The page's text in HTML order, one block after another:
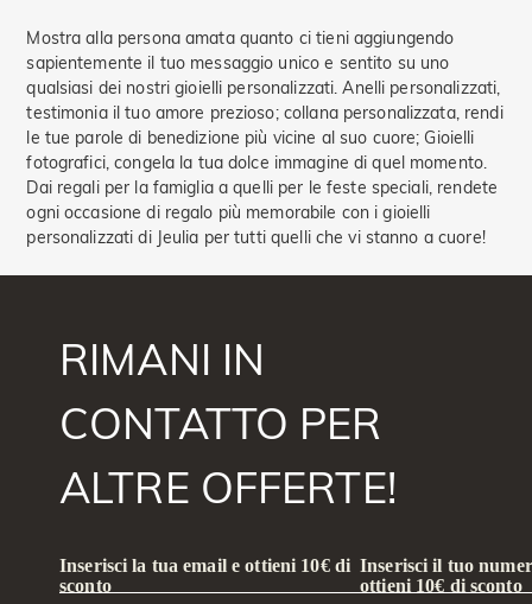
Mostra alla persona amata quanto ci tieni aggiungendo
sapientemente il tuo messaggio unico e sentito su uno
qualsiasi dei nostri gioielli personalizzati. Anelli personalizzati,
testimonia il tuo amore prezioso; collana personalizzata, rendi
le tue parole di benedizione più vicine al suo cuore; Gioielli
fotografici, congela la tua dolce immagine di quel momento.
Dai regali per la famiglia a quelli per le feste speciali, rendete
ogni occasione di regalo più memorabile con i gioielli
personalizzati di Jeulia per tutti quelli che vi stanno a cuore!
RIMANI IN
CONTATTO PER
ALTRE OFFERTE!
Inserisci la tua email e ottieni 10€ di
sconto
Inserisci il tuo
ottieni 10€ di sconto